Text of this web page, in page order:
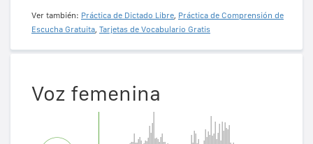
Ver también: Práctica de Dictado Libre, Práctica de Comprensión de
Escucha Gratuita, Tarjetas de Vocabulario Gratis
Voz femenina